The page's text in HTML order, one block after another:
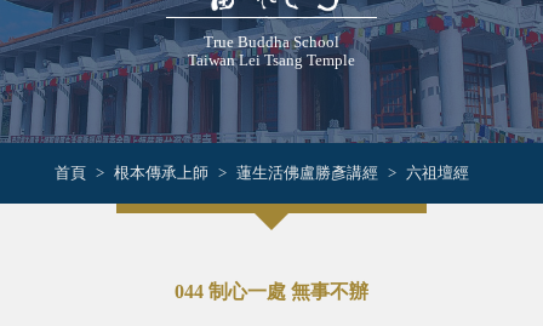
True Buddha School
Taiwan Lei Tsang Temple
首頁 根本傳承上師 蓮生活佛盧勝彥講經 六祖壇經
044 制心一處 無事不辦